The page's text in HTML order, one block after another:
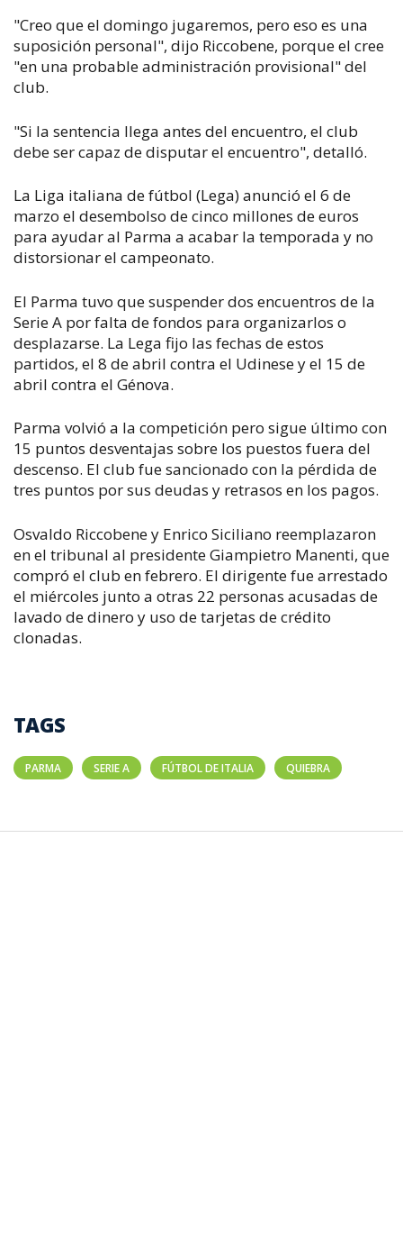
"Creo que el domingo jugaremos, pero eso es una
suposición personal", dijo Riccobene, porque el cree
"en una probable administración provisional" del
club.
"Si la sentencia llega antes del encuentro, el club
debe ser capaz de disputar el encuentro", detalló.
La Liga italiana de fútbol (Lega) anunció el 6 de
marzo el desembolso de cinco millones de euros
para ayudar al Parma a acabar la temporada y no
distorsionar el campeonato.
El Parma tuvo que suspender dos encuentros de la
Serie A por falta de fondos para organizarlos o
desplazarse. La Lega fijo las fechas de estos
partidos, el 8 de abril contra el Udinese y el 15 de
abril contra el Génova.
Parma volvió a la competición pero sigue último con
15 puntos desventajas sobre los puestos fuera del
descenso. El club fue sancionado con la pérdida de
tres puntos por sus deudas y retrasos en los pagos.
Osvaldo Riccobene y Enrico Siciliano reemplazaron
en el tribunal al presidente Giampietro Manenti, que
compró el club en febrero. El dirigente fue arrestado
el miércoles junto a otras 22 personas acusadas de
lavado de dinero y uso de tarjetas de crédito
clonadas.
TAGS
PARMA SERIE A FÚTBOL DE ITALIA QUIEBRA